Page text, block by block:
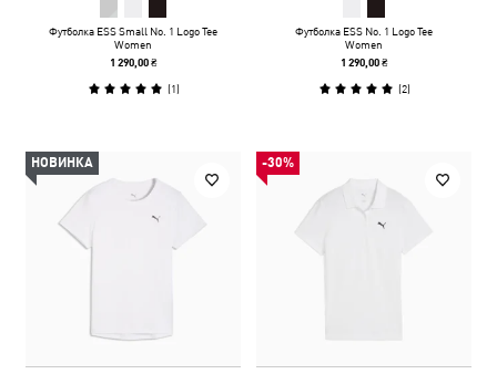
Футболка ESS Small No. 1 Logo Tee
Women
1 290,00 ₴
(1)
Футболка ESS No. 1 Logo Tee
Women
1 290,00 ₴
(2)
НОВИНКА -30%